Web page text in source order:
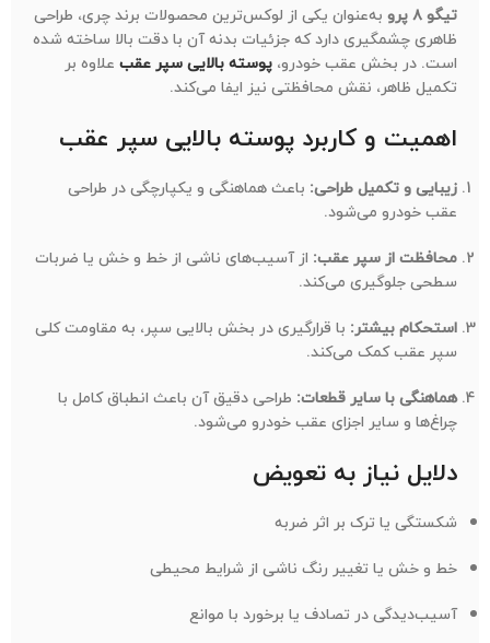
تیگو ۸ پرو
به‌عنوان یکی از لوکس‌ترین محصولات برند چری، طراحی
ظاهری چشمگیری دارد که جزئیات بدنه آن با دقت بالا ساخته شده
است. در بخش عقب خودرو، پوسته بالایی سپر عقب علاوه بر
تکمیل ظاهر، نقش محافظتی نیز ایفا می‌کند.
اهمیت و کاربرد پوسته بالایی سپر عقب
زیبایی و تکمیل طراحی: باعث هماهنگی و یکپارچگی در طراحی
عقب خودرو می‌شود.
محافظت از سپر عقب: از آسیب‌های ناشی از خط و خش یا ضربات
سطحی جلوگیری می‌کند.
استحکام بیشتر: با قرارگیری در بخش بالایی سپر، به مقاومت کلی
سپر عقب کمک می‌کند.
هماهنگی با سایر قطعات: طراحی دقیق آن باعث انطباق کامل با
چراغ‌ها و سایر اجزای عقب خودرو می‌شود.
دلایل نیاز به تعویض
شکستگی یا ترک بر اثر ضربه
خط و خش یا تغییر رنگ ناشی از شرایط محیطی
آسیب‌دیدگی در تصادف یا برخورد با موانع